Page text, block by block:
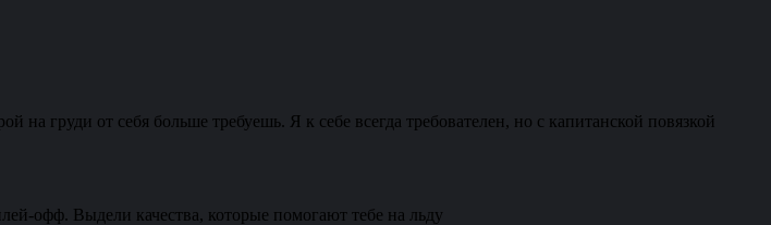
груди от себя больше требуешь. Я к себе всегда требователен, но с капитанской повязкой
офф. Выдели качества, которые помогают тебе на льду